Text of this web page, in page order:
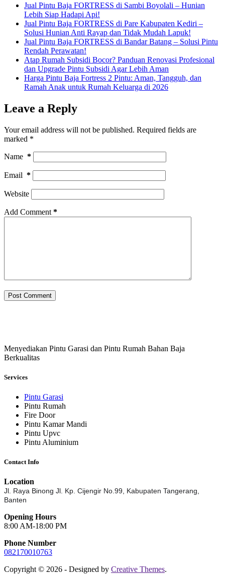
Jual Pintu Baja FORTRESS di Sambi Boyolali – Hunian
Lebih Siap Hadapi Api!
Jual Pintu Baja FORTRESS di Pare Kabupaten Kediri –
Solusi Hunian Anti Rayap dan Tidak Mudah Lapuk!
Jual Pintu Baja FORTRESS di Bandar Batang – Solusi Pintu
Rendah Perawatan!
Atap Rumah Subsidi Bocor? Panduan Renovasi Profesional
dan Upgrade Pintu Subsidi Agar Lebih Aman
Harga Pintu Baja Fortress 2 Pintu: Aman, Tangguh, dan
Ramah Anak untuk Rumah Keluarga di 2026
Leave a Reply
Your email address will not be published. Required fields are
marked *
Name *
Email *
Website
Add Comment *
Post Comment
Menyediakan Pintu Garasi dan Pintu Rumah Bahan Baja
Berkualitas
Services
Pintu Garasi
Pintu Rumah
Fire Door
Pintu Kamar Mandi
Pintu Upvc
Pintu Aluminium
Contact Info
Location
Jl. Raya Binong Jl. Kp. Cijengir No.99, Kabupaten Tangerang,
Banten
Opening Hours
8:00 AM-18:00 PM
Phone Number
082170010763
Copyright © 2026 - Designed by Creative Themes.